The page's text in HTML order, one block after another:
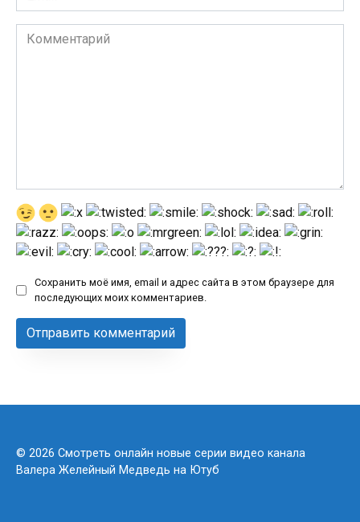
*
Комментарий
Сохранить моё имя, email и адрес сайта в этом браузере для
последующих моих комментариев.
© 2026 Смотреть онлайн новые серии видео канала
Валера Желейный Медведь на Ютуб